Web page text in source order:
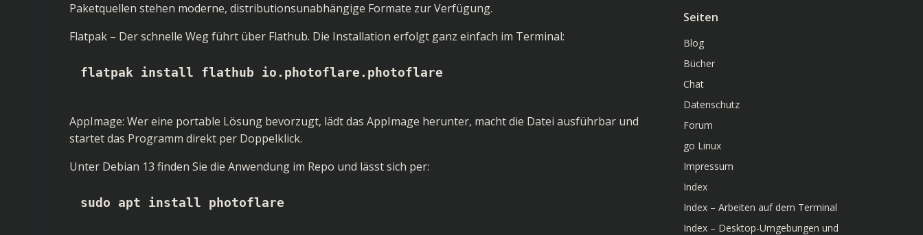
Paketquellen stehen moderne, distributionsunabhängige Formate zur Verfügung.
Flatpak – Der schnelle Weg führt über Flathub. Die Installation erfolgt ganz einfach im Terminal:
flatpak install flathub io.photoflare.photoflare
AppImage: Wer eine portable Lösung bevorzugt, lädt das AppImage herunter, macht die Datei ausführbar und
startet das Programm direkt per Doppelklick.
Unter Debian 13 finden Sie die Anwendung im Repo und lässt sich per:
sudo apt install photoflare
Seiten
Blog
Bücher
Chat
Datenschutz
Forum
go Linux
Impressum
Index
Index – Arbeiten auf dem Terminal
Index – Desktop-Umgebungen und